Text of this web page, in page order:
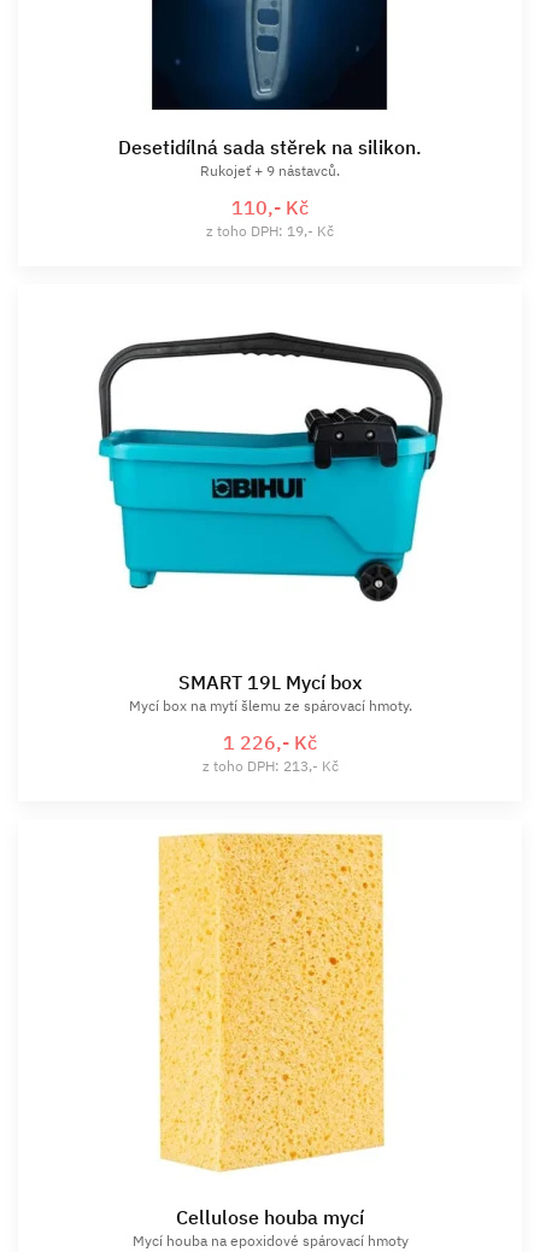
Desetidílná sada stěrek na silikon.
Rukojeť + 9 nástavců.
110,- Kč
z toho DPH: 19,- Kč
SMART 19L Mycí box
Mycí box na mytí šlemu ze spárovací hmoty.
1 226,- Kč
z toho DPH: 213,- Kč
Cellulose houba mycí
Mycí houba na epoxidové spárovací hmoty